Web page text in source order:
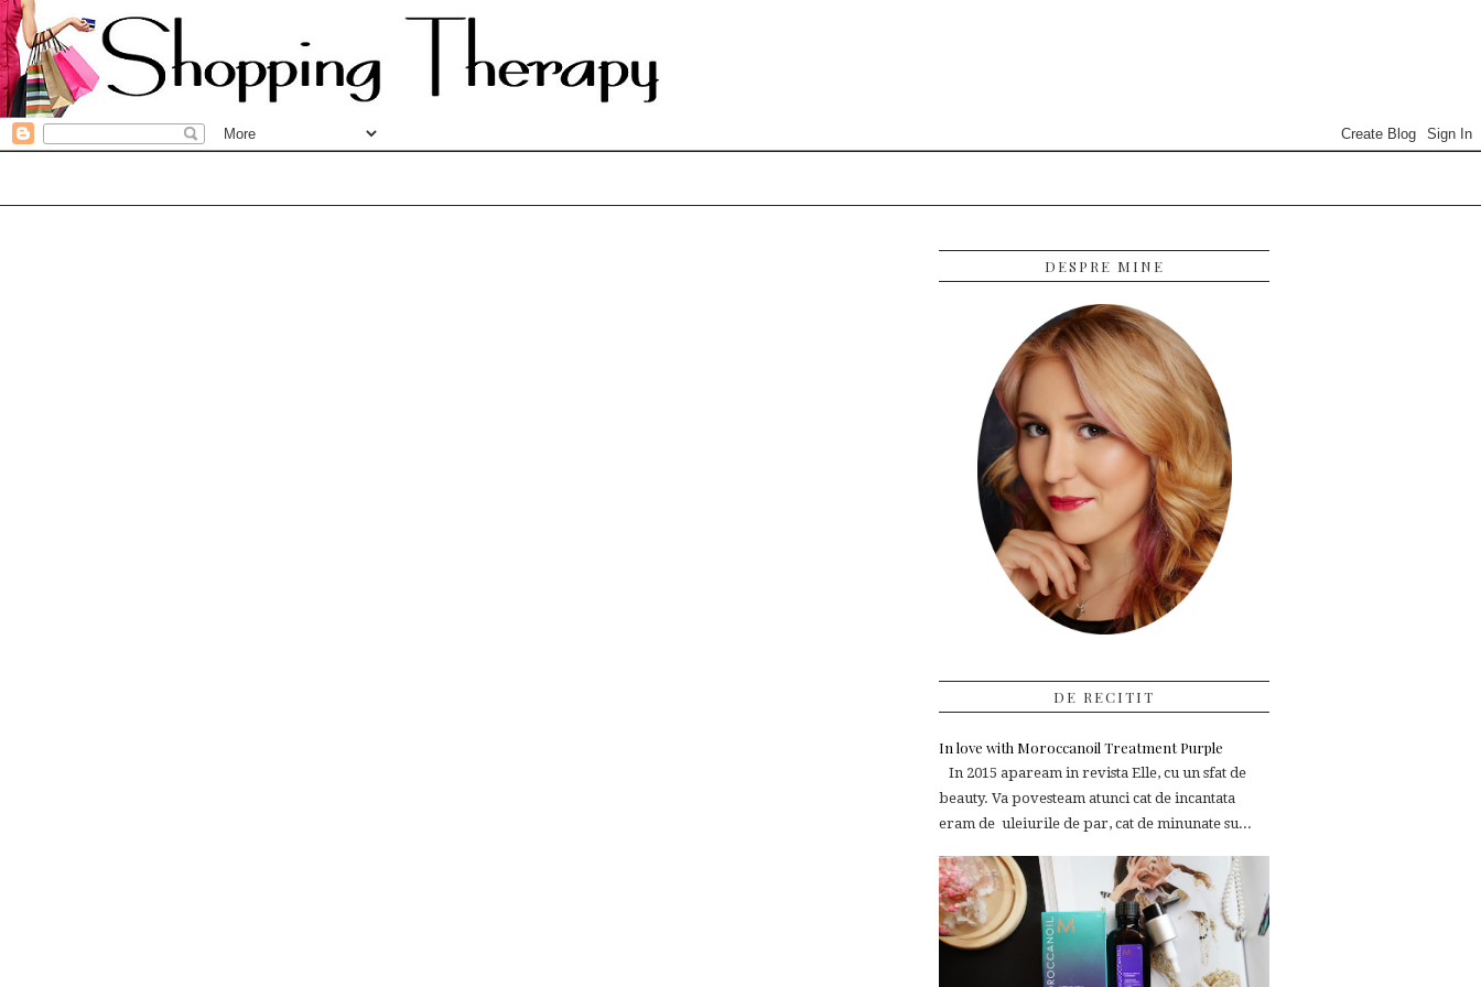
DESPRE MINE
DE RECITIT
In love with Moroccanoil Treatment Purple
In 2015 apaream in revista Elle, cu un sfat de
beauty. Va povesteam atunci cat de incantata
eram de uleiurile de par, cat de minunate su...